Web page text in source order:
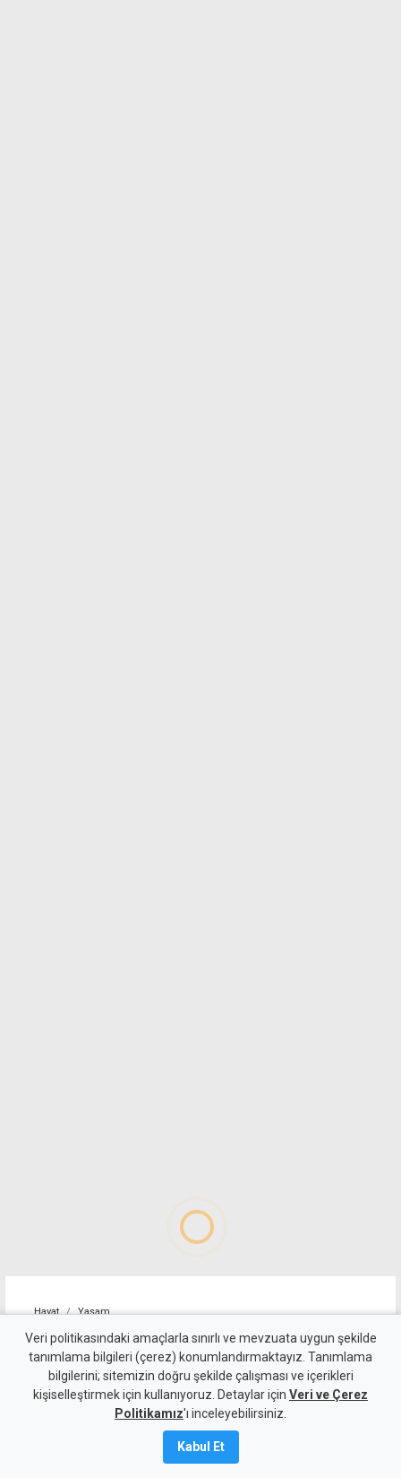
Hayat Yaşam
Alagadi Fest'te ilk gece
kortej, dans ve ateş
gösterileriyle başladı
Veri politikasındaki amaçlarla sınırlı ve mevzuata uygun şekilde
tanımlama bilgileri (çerez) konumlandırmaktayız. Tanımlama
bilgilerini; sitemizin doğru şekilde çalışması ve içerikleri
kişiselleştirmek için kullanıyoruz. Detaylar için Veri ve Çerez
Politikamız'ı inceleyebilirsiniz.
Kabul Et